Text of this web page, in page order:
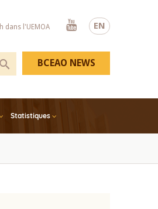
EN
dans l'UEMOA
Youtube
Statistiques
BCEAO NEWS